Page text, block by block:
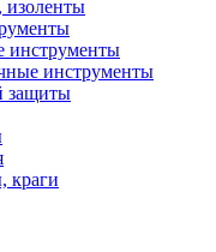
изоленты
инструменты
инструменты
защиты
краги